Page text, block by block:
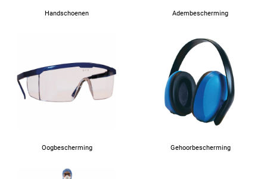
Handschoenen Adembescherming
Oogbescherming Gehoorbescherming